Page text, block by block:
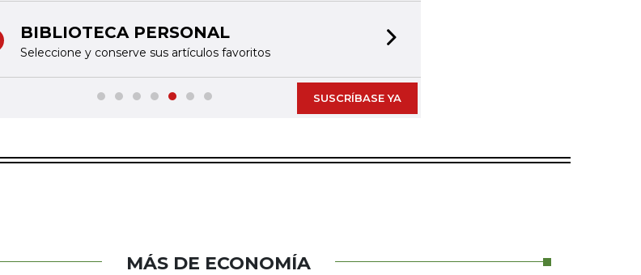
BIBLIOTECA PERSONAL
Seleccione y conserve sus artículos favoritos
SUSCRÍBASE YA
MÁS DE ECONOMÍA